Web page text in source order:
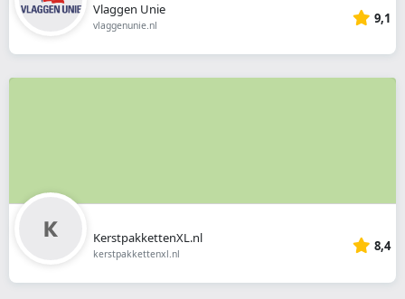
Vlaggen Unie
vlaggenunie.nl 9,1
KerstpakkettenXL.nl
kerstpakkettenxl.nl 8,4